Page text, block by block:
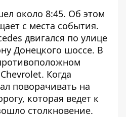
около 8:45. Об этом
с места события.
двигался по улице
Донецкого шоссе. В
Когда
поворачивать на
которая ведет к
столкновение.